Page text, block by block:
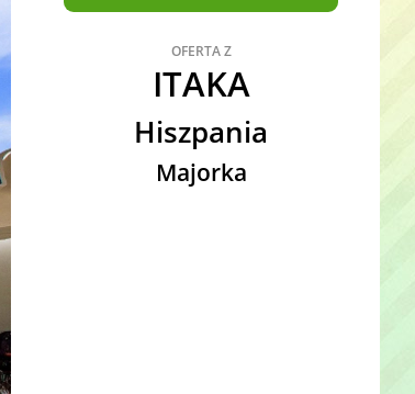
OFERTA Z
ITAKA
Hiszpania
Majorka